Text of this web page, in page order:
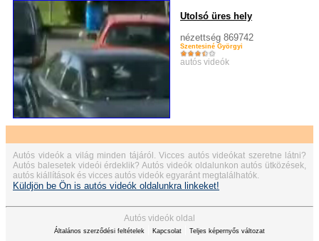
Utolsó üres hely
nézettség 869742
Szentesiné Györgyi
autós videók
Autós videók a világ minden tájáról. Vicces autós videókat szeretne látni?
Autós balesetek videói érdeklik? Autós videók oldalunkon autós ütközések,
autós kiállítások és vicces autós videók egyaránt megtalálhatók.
Küldjön be Ön is autós videók oldalunkra linkeket!
Autós videók oldal
Általános szerződési feltételek Kapcsolat Teljes képernyős változat